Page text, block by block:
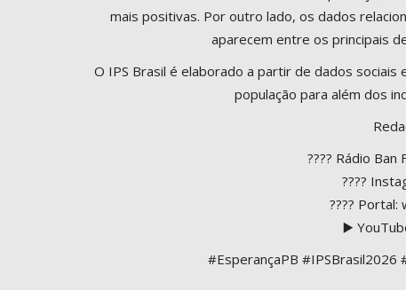
mais positivas. Por outro lado, os dados
aparecem entre os principais
O IPS Brasil é elaborado a partir de dados sociais
população para além dos
???? Rádio Ban
????
???? Portal:
▶️
#EsperançaPB #IPSBrasil2026